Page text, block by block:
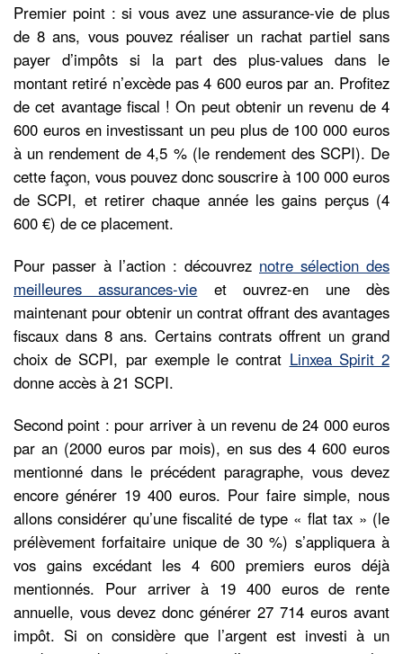
Premier point : si vous avez une assurance-vie de plus
de 8 ans, vous pouvez réaliser un rachat partiel sans
payer d’impôts si la part des plus-values dans le
montant retiré n’excède pas 4 600 euros par an. Profitez
de cet avantage fiscal ! On peut obtenir un revenu de 4
600 euros en investissant un peu plus de 100 000 euros
à un rendement de 4,5 % (le rendement des SCPI). De
cette façon, vous pouvez donc souscrire à 100 000 euros
de SCPI, et retirer chaque année les gains perçus (4
600 €) de ce placement.
Pour passer à l’action : découvrez notre sélection des
meilleures assurances-vie et ouvrez-en une dès
maintenant pour obtenir un contrat offrant des avantages
fiscaux dans 8 ans. Certains contrats offrent un grand
choix de SCPI, par exemple le contrat Linxea Spirit 2
donne accès à 21 SCPI.
Second point : pour arriver à un revenu de 24 000 euros
par an (2000 euros par mois), en sus des 4 600 euros
mentionné dans le précédent paragraphe, vous devez
encore générer 19 400 euros. Pour faire simple, nous
allons considérer qu’une fiscalité de type « flat tax » (le
prélèvement forfaitaire unique de 30 %) s’appliquera à
vos gains excédant les 4 600 premiers euros déjà
mentionnés. Pour arriver à 19 400 euros de rente
annuelle, vous devez donc générer 27 714 euros avant
impôt. Si on considère que l’argent est investi à un